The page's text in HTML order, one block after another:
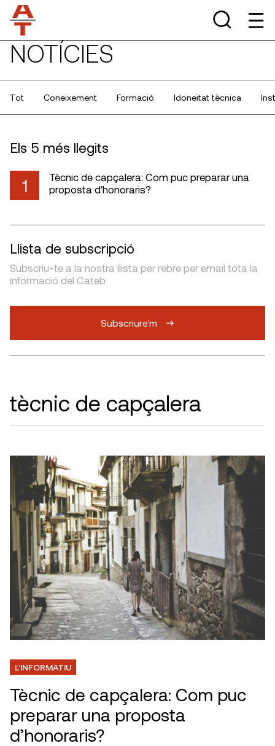
NOTÍCIES
Tot Coneixement Formació Idoneïtat tècnica
Els 5 més llegits
1
Tècnic de capçalera: Com puc preparar una
proposta d'honoraris?
Llista de subscripció
Subscriu-te a la nostra llista per rebre per email tota la
informació del Cateb
Subscriure'm
tècnic de capçalera
L'INFORMATIU
Tècnic de capçalera: Com puc
preparar una proposta
d’honoraris?